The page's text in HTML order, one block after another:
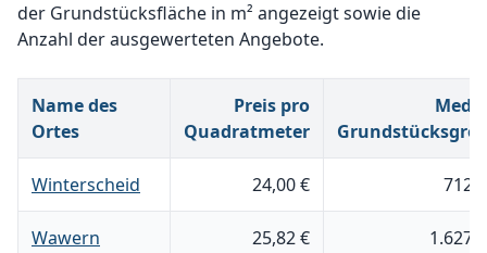
der Grundstücksfläche in m² angezeigt sowie die
Anzahl der ausgewerteten Angebote.
Name des
Ortes
Preis pro
Quadratmeter
Winterscheid 24,00 € 712
Wawern 25,82 € 1.627